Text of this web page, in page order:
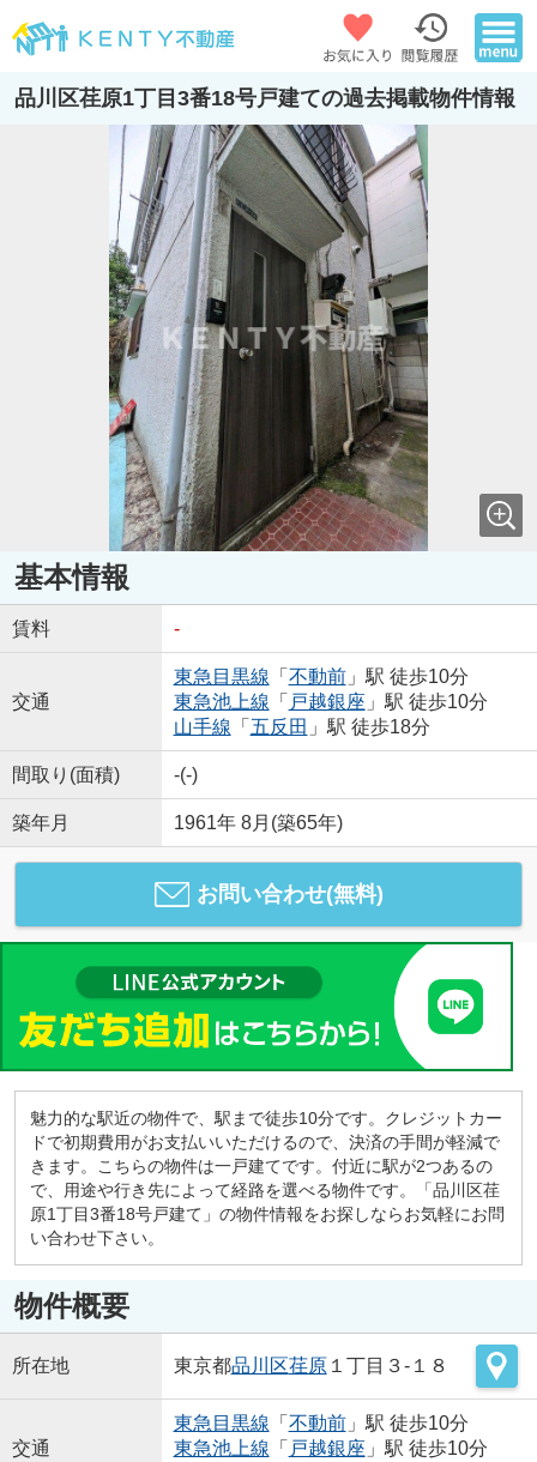
品川区荏原1丁目3番18号戸建ての過去掲載物件情報
基本情報
賃料 -
交通
東急目黒線 「 不動前」駅 徒歩10分
東急池上線 「 戸越銀座 」駅 徒歩10分
山手線 「 五反田 」駅 徒歩18分
間取り(面積) -(-)
築年月 1961年 8月(築65年)
お問い合わせ(無料)
魅力的な駅近の物件で、駅まで徒歩10分です。クレジットカー
ドで初期費用がお支払いいただけるので、決済の手間が軽減で
きます。こちらの物件は一戸建てです。付近に駅が2つあるの
で、用途や行き先によって経路を選べる物件です。「品川区荏
原1丁目3番18号戸建て」の物件情報をお探しならお気軽にお問
い合わせ下さい。
物件概要
所在地 東京都品川区荏原 １丁目３-１８
交通
東急目黒線 「 不動前」駅 徒歩10分
東急池上線 「 戸越銀座 」駅 徒歩10分